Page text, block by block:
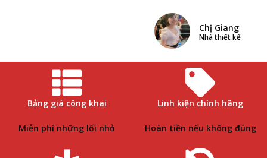
Chị Giang
Nhà thiết kế
Bảng giá công khai
Miễn phí những lối nhỏ
Linh kiện chính hãng
Hoàn tiền nếu không đúng